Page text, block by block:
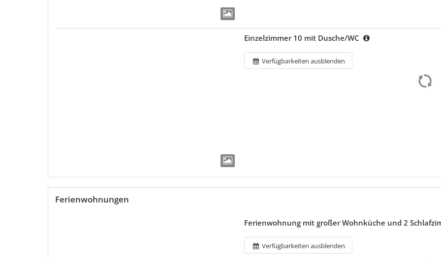
Einzelzimmer 10 mit Dusche/WC
Verfügbarkeiten ausblenden
Ferienwohnungen
Ferienwohnung mit großer Wohnküche und 2
Verfügbarkeiten ausblenden